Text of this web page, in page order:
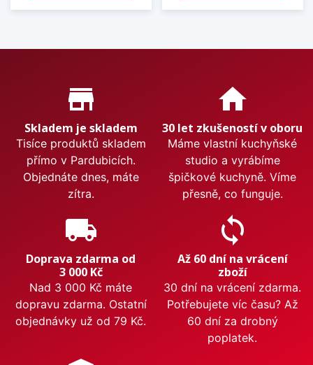
Proč nakupovat u nás?
store_mall_directory
Skladem je skladem
Tisíce produktů skladem
přímo v Pardubicích.
Objednáte dnes, máte
zítra.
home
30 let zkušeností v oboru
Máme vlastní kuchyňské
studio a vyrábíme
špičkové kuchyně. Víme
přesně, co funguje.
local_shipping
Doprava zdarma od
3 000 Kč
Nad 3 000 Kč máte
dopravu zdarma. Ostatní
objednávky už od 79 Kč.
sync
Až 60 dní na vrácení
zboží
30 dní na vrácení zdarma.
Potřebujete víc času? Až
60 dní za drobný
poplatek.